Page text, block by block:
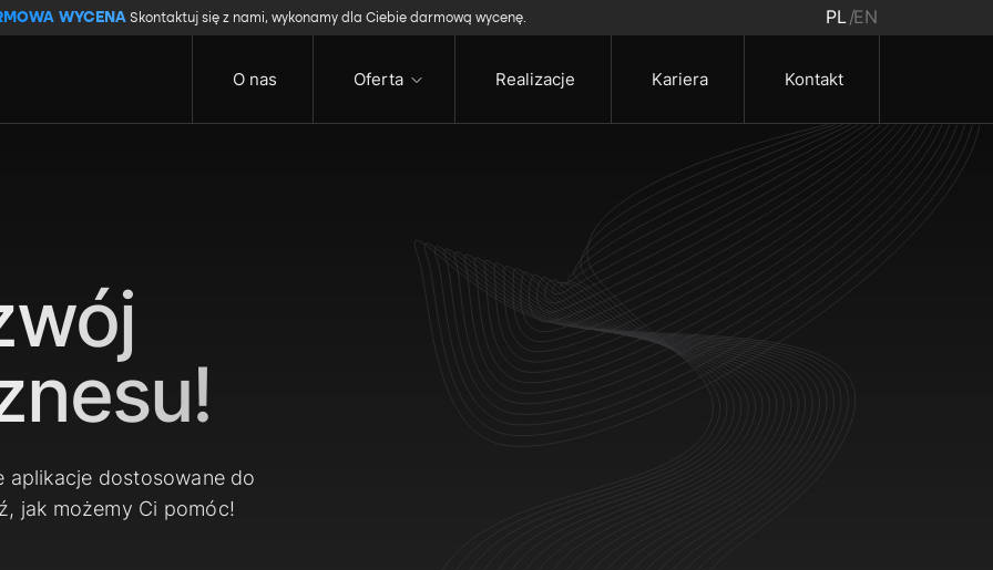
WYCENASkontaktuj się z nami, wykonamy dla Ciebie darmową wycenę. PL EN
O nas Oferta Realizacje Kariera Kontakt
aplikacje dostosowane do
jak możemy Ci pomóc!